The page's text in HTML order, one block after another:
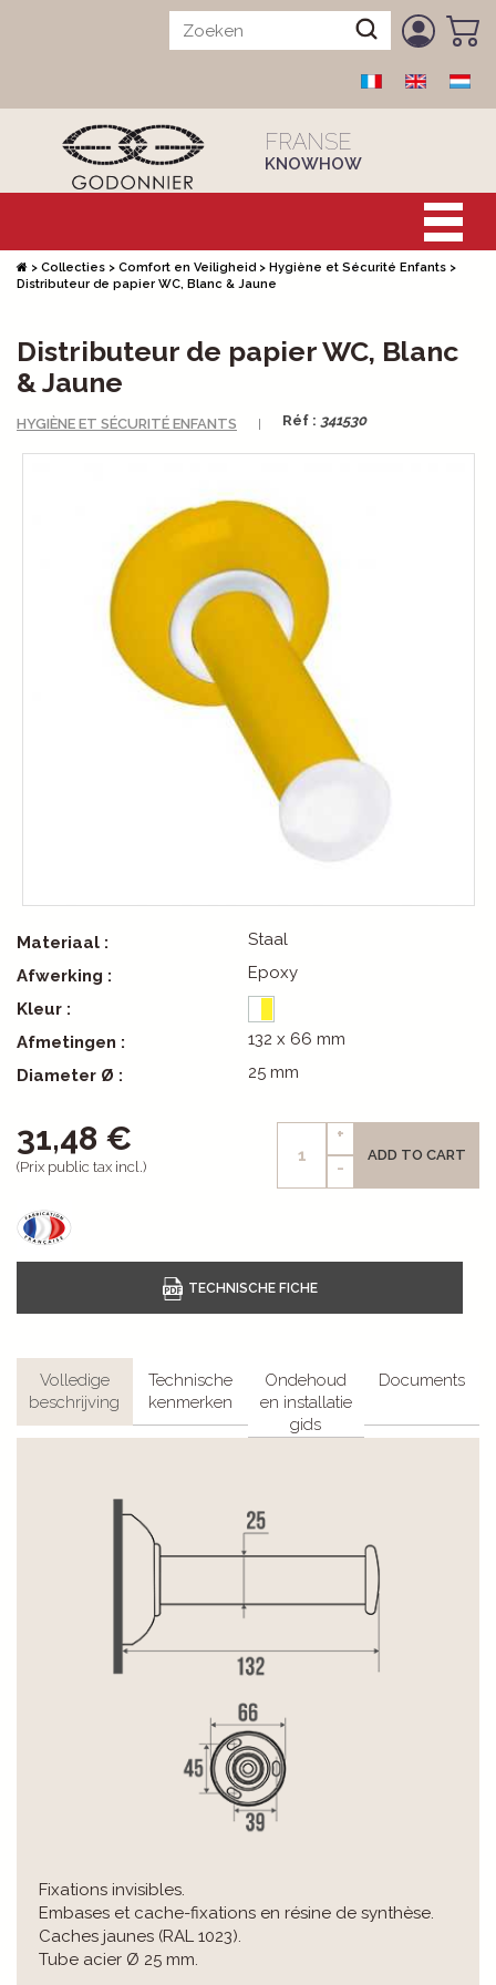
FRANSE
KNOWHOW
> Collecties > Comfort en Veiligheid > Hygiène et Sécurité Enfants >
Distributeur de papier WC, Blanc & Jaune
Distributeur de papier WC, Blanc
& Jaune
HYGIÈNE ET SÉCURITÉ ENFANTS Réf : 341530
Materiaal :
Staal
Afwerking :
Epoxy
Kleur :
Afmetingen :
132 x 66 mm
Diameter Ø :
25 mm
31,48 €
(Prix public tax incl.)
+
-
ADD TO CART
Volledige
beschrijving
Technische
kenmerken
Ondehoud
en installatie
gids
Documents
Fixations invisibles.
Embases et cache-fixations en résine de synthèse.
Caches jaunes (RAL 1023).
Tube acier Ø 25 mm.